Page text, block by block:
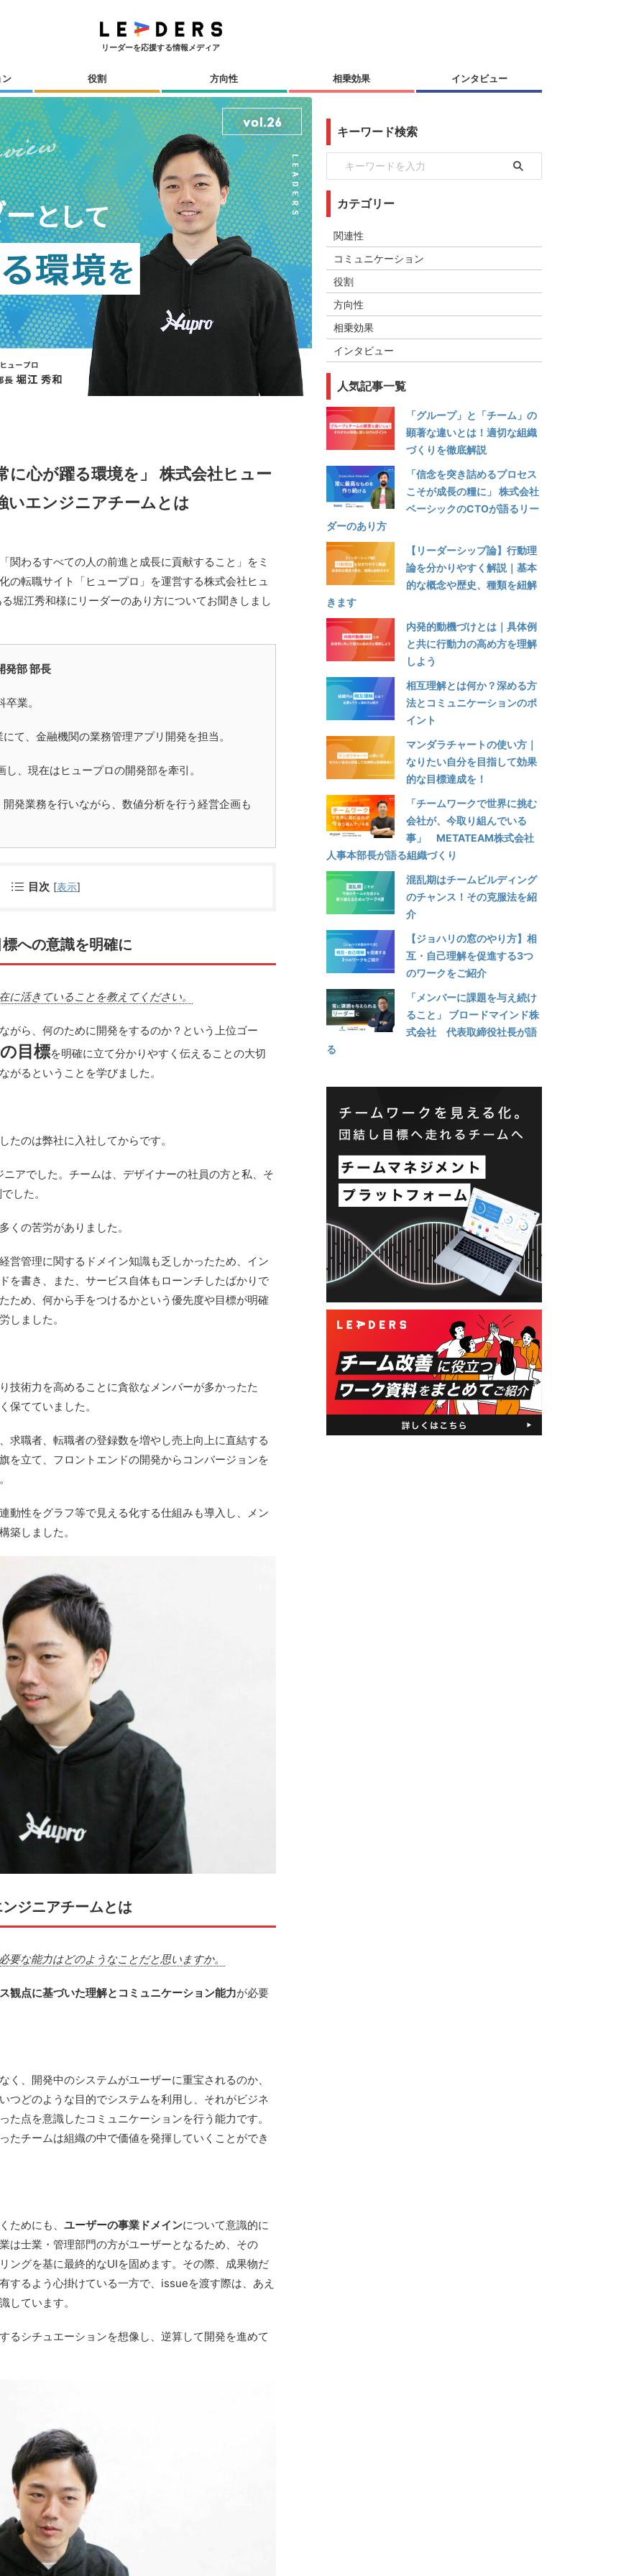
リーダーを応援する情報メディア
ン 役割 方向性 相乗効果 インタビュー
に心が躍る環境を」 株式会社ヒュー
エンジニアチームとは
関わるすべての人の前進と成長に貢献すること」をミ
の転職サイト「ヒュープロ」を運営する株式会社ヒュ
堀江秀和様にリーダーのあり方についてお聞きしまし
発部 部長
業。
て、金融機関の業務管理アプリ開発を担当。
、現在はヒュープロの開発部を牽引。
発業務を行いながら、数値分析を行う経営企画も
目次 [表示]
への意識を明確に
活きていることを教えてください。
がら、何のために開発をするのか？という上位ゴー
目標を明確に立て分かりやすく伝えることの大切
がるということを学びました。
たのは弊社に入社してからです。
アでした。チームは、デザイナーの社員の方と私、そ
した。
くの苦労がありました。
営管理に関するドメイン知識も乏しかったため、イン
を書き、また、サービス自体もローンチしたばかりで
ため、何から手をつけるかという優先度や目標が明確
しました。
技術力を高めることに貪欲なメンバーが多かったた
保てていました。
求職者、転職者の登録数を増やし売上向上に直結する
を立て、フロントエンドの開発からコンバージョンを
動性をグラフ等で見える化する仕組みも導入し、メン
築しました。
ジニアチームとは
な能力はどのようなことだと思いますか。
観点に基づいた理解とコミュニケーション能力が必要
く、開発中のシステムがユーザーに重宝されるのか、
つどのような目的でシステムを利用し、それがビジネ
た点を意識したコミュニケーションを行う能力です。
たチームは組織の中で価値を発揮していくことができ
ためにも、 ユーザーの事業ドメインについて意識的に
は士業・管理部門の方がユーザーとなるため、その
ングを基に最終的なUIを固めます。その際、成果物だ
するよう心掛けている一方で、issueを渡す際は、あえ
しています。
るシチュエーションを想像し、逆算して開発を進めて
キーワード検索
カテゴリー
関連性
コミュニケーション
役割
方向性
相乗効果
インタビュー
人気記事一覧
「グループ」と「チーム」の
顕著な違いとは！適切な組織
づくりを徹底解説
「信念を突き詰めるプロセス
こそが成長の糧に」 株式会社
ベーシックのCTOが語るリー
ダーのあり方
【リーダーシップ論】行動理
論を分かりやすく解説｜基本
的な概念や歴史、種類を紐解
きます
内発的動機づけとは｜具体例
と共に行動力の高め方を理解
しよう
相互理解とは何か？深める方
法とコミュニケーションのポ
イント
マンダラチャートの使い方｜
なりたい自分を目指して効果
的な目標達成を！
「チームワークで世界に挑む
会社が、今取り組んでいる
事」 METATEAM株式会社
人事本部長が語る組織づくり
混乱期はチームビルディング
のチャンス！その克服法を紹
介
【ジョハリの窓のやり方】相
互・自己理解を促進する3つ
のワークをご紹介
「メンバーに課題を与え続け
ること」 ブロードマインド株
式会社 代表取締役社長が語
る